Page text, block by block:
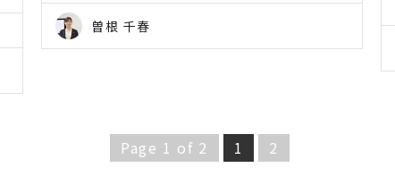
曽根 千春
Page 1 of 2 1 2